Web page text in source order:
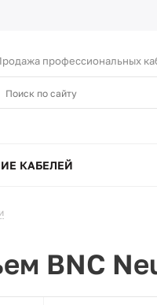
профессиональных
КАБЕЛЕЙ
BNC